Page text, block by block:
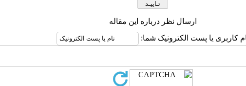
ارسال نظر درباره این مقاله
کاربری یا پست الکترونیک شما: